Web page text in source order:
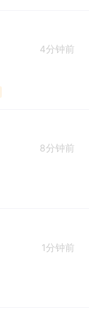
4分钟前
8分钟前
1分钟前